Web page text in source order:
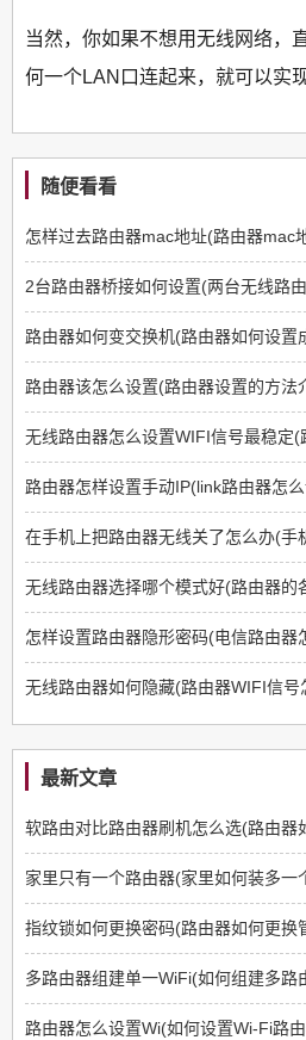
当然，你如果不想用无线网络，
何一个LAN口连起来，就可以实
随便看看
怎样过去路由器mac地址(路由器mac
2台路由器桥接如何设置(两台无线路
路由器如何变交换机(路由器如何设置
路由器该怎么设置(路由器设置的方法
无线路由器怎么设置WIFI信号最稳定
路由器怎样设置手动IP(link路由器怎
在手机上把路由器无线关了怎么办(手
无线路由器选择哪个模式好(路由器的
怎样设置路由器隐形密码(电信路由器
无线路由器如何隐藏(路由器WIFI信号
最新文章
软路由对比路由器刷机怎么选(路由器
家里只有一个路由器(家里如何装多一
指纹锁如何更换密码(路由器如何更换
多路由器组建单一WiFi(如何组建多路
路由器怎么设置Wi(如何设置Wi-Fi路